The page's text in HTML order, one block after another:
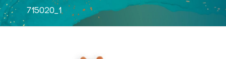
715020_1